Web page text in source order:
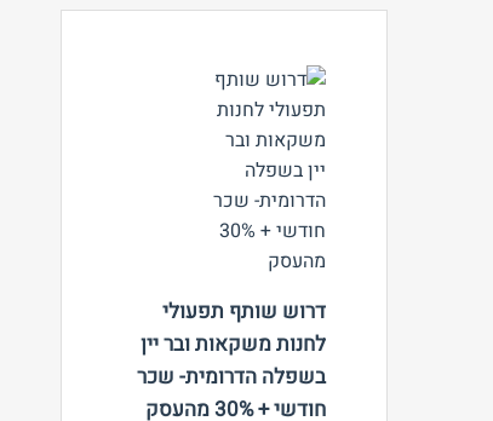
צפה
דרוש שותף תפעולי
לחנות משקאות ובר יין
בשפלה הדרומית- שכר
חודשי + 30% מהעסק